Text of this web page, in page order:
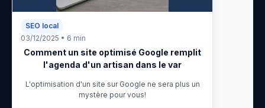
SEO local
03/12/2025 • 6 min
Comment un site optimisé Google remplit
l'agenda d'un artisan dans le var
L'optimisation d'un site sur Google ne sera plus un
mystère pour vous!